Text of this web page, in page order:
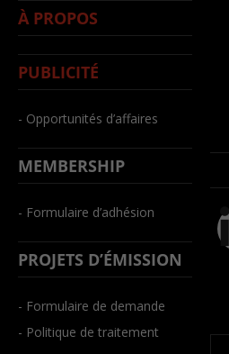
À PROPOS
PUBLICITÉ
- Opportunités d’affaires
MEMBERSHIP
- Formulaire d’adhésion
PROJETS D’ÉMISSION
- Formulaire de demande
- Politique de traitement